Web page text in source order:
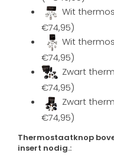
Wit
€74,95)
Wit
€74,95)
Zwart
€74,95)
Zwart
€74,95)
Thermostaatknop
insert nodig.: